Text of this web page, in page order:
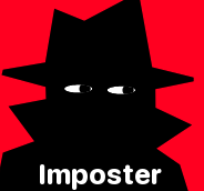
Imposter